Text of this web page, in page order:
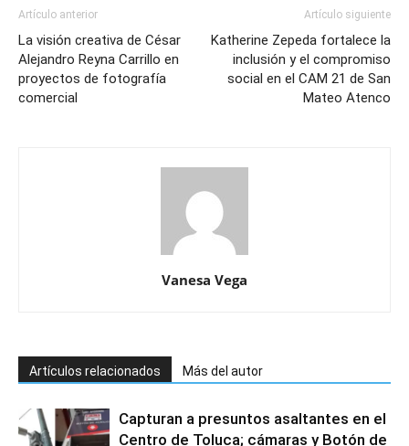
Artículo anterior
La visión creativa de César
Alejandro Reyna Carrillo en
proyectos de fotografía
comercial
Artículo siguiente
Katherine Zepeda fortalece la
inclusión y el compromiso
social en el CAM 21 de San
Mateo Atenco
Vanesa Vega
Artículos relacionados Más del autor
Capturan a presuntos asaltantes en el
Centro de Toluca; cámaras y Botón de